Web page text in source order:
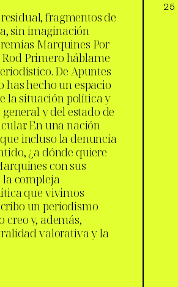
fragmentos de
sin imaginación
Marquines Por
Primero háblame
De Apuntes
has hecho un espacio
la situación política y
y del estado de
En una nación
incluso la denuncia
¿a dónde quiere
con sus
la compleja
que vivimos
un periodismo
creo y, además,
valorativa y la